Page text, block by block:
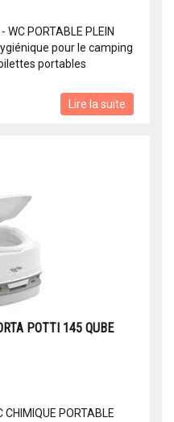
WC PORTABLE PLEIN
pour le camping
portables
Lire la suite
POTTI 145 QUBE
CHIMIQUE PORTABLE